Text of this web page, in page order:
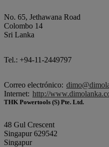
No. 65, Jethawana Road
Colombo 14
Sri Lanka
Tel.: +94-11-2449797
Correo electrónico:
Internet: http://
THK Powertools (S) Pte. Ltd.
48 Gul Crescent
Singapur 629542
Singapur